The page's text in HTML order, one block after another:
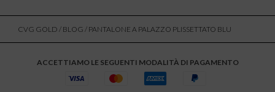
CVG GOLD / BLOG / PANTALONE A PALAZZO PLISSETTATO BLU
ACCETTIAMO LE SEGUENTI MODALITÀ DI PAGAMENTO